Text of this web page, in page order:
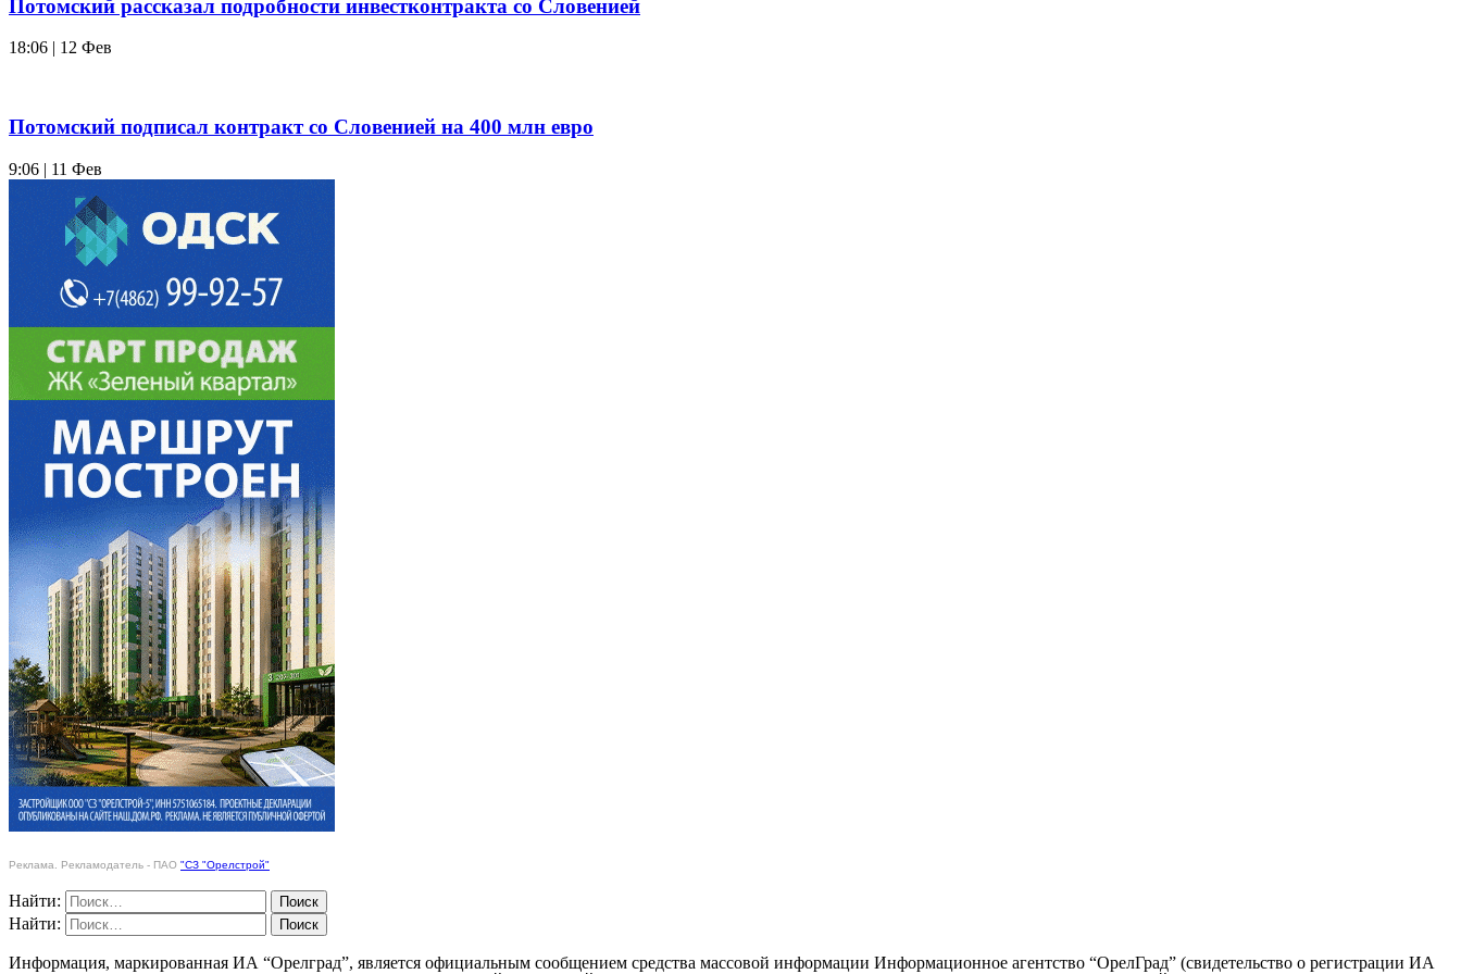
Потомский рассказал подробности инвестконтракта со Словенией
18:06 | 12 Фев
Потомский подписал контракт со Словенией на 400 млн евро
9:06 | 11 Фев
Реклама. Рекламодатель - ПАО "СЗ "Орелстрой"
Найти:
Найти:
Информация, маркированная ИА “Орелград”, является официальным сообщением средства массовой информации Информационное агентство “ОрелГрад” (свидетельство о регистрации ИА